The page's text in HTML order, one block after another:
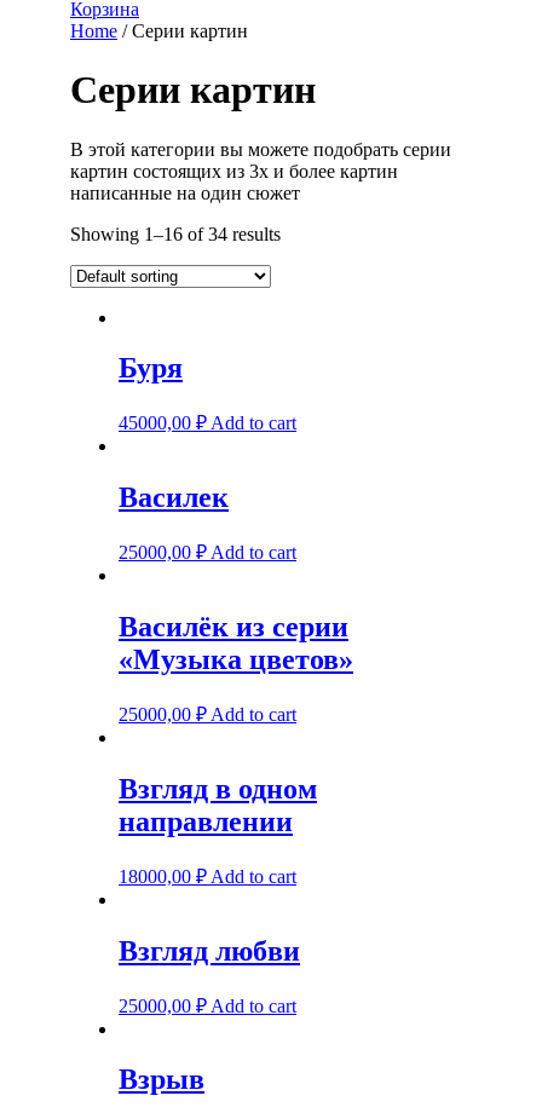
Корзина
Home / Серии картин
Серии картин
В этой категории вы можете подобрать серии
картин состоящих из 3х и более картин
написанные на один сюжет
Showing 1–16 of 34 results
Буря
45000,00 ₽ Add to cart
Василек
25000,00 ₽ Add to cart
Василёк из серии
«Музыка цветов»
25000,00 ₽ Add to cart
Взгляд в одном
направлении
18000,00 ₽ Add to cart
Взгляд любви
25000,00 ₽ Add to cart
Взрыв